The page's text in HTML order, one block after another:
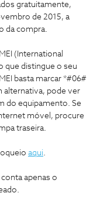
gratuitamente,
de 2015, a
da compra.
(International
que distingue o seu
basta marcar *#06#
alternativa, pode ver
do equipamento. Se
móvel, procure
traseira.
aqui.
apenas o